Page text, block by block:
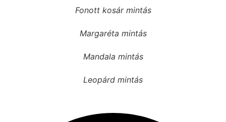
Fonott kosár mintás
Margaréta mintás
Mandala mintás
Leopárd mintás